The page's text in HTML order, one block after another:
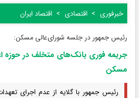
خبرفوری اقتصادی اقتصاد ایران
رئیس جمهور در جلسه شورای‌عالی مسکن:
جریمه فوری بانک‌های متخلف در حوزه
مسکن
رئیس جمهور با گلایه از عدم اجرای